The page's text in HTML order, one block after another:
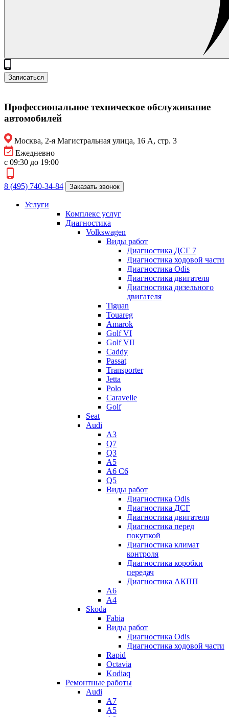
Записаться
Профессиональное техническое обслуживание
автомобилей
Москва, 2-я Магистральная улица, 16 А, стр. 3
Ежедневно
с 09:30 до 19:00
8 (495) 740-34-84 Заказать звонок
Услуги
Комплекс услуг
Диагностика
Volkswagen
Виды работ
Диагностика ДСГ 7
Диагностика ходовой части
Диагностика Odis
Диагностика двигателя
Диагностика дизельного
двигателя
Tiguan
Touareg
Amarok
Golf VI
Golf VII
Caddy
Passat
Transporter
Jetta
Polo
Caravelle
Golf
Seat
Audi
A3
Q7
Q3
A5
A6 C6
Q5
Виды работ
Диагностика Odis
Диагностика ДСГ
Диагностика двигателя
Диагностика перед
покупкой
Диагностика климат
контроля
Диагностика коробки
передач
Диагностика АКПП
A6
A4
Skoda
Fabia
Виды работ
Диагностика Odis
Диагностика ходовой части
Rapid
Octavia
Kodiaq
Ремонтные работы
Audi
A7
A5